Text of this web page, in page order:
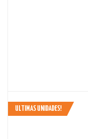
ULTIMAS UNIDADES!